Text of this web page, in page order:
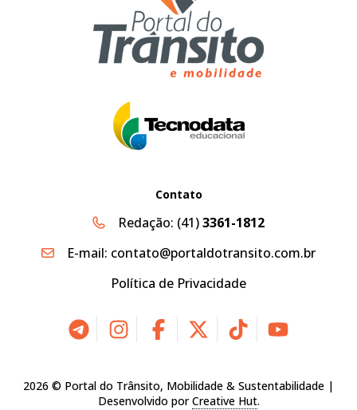
Contato
Redação: (41)3361-1812
E-mail: contato@portaldotransito.com.br
Política de Privacidade
2026 © Portal do Trânsito, Mobilidade & Sustentabilidade |
Desenvolvido porCreative Hut.